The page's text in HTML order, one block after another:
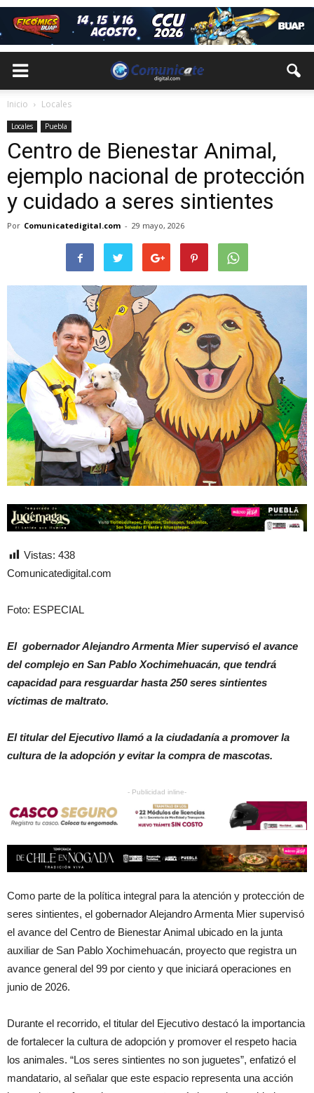
Inicio Locales
Locales Puebla
Centro de Bienestar Animal,
ejemplo nacional de protección
y cuidado a seres sintientes
Por Comunicatedigital.com - 29 mayo, 2026
Vistas: 438
Comunicatedigital.com
Foto: ESPECIAL
El gobernador Alejandro Armenta Mier supervisó el avance
del complejo en San Pablo Xochimehuacán, que tendrá
capacidad para resguardar hasta 250 seres sintientes
víctimas de maltrato.
El titular del Ejecutivo llamó a la ciudadanía a promover la
cultura de la adopción y evitar la compra de mascotas.
- Publicidad inline-
Como parte de la política integral para la atención y protección de
seres sintientes, el gobernador Alejandro Armenta Mier supervisó
el avance del Centro de Bienestar Animal ubicado en la junta
auxiliar de San Pablo Xochimehuacán, proyecto que registra un
avance general del 99 por ciento y que iniciará operaciones en
junio de 2026.
Durante el recorrido, el titular del Ejecutivo destacó la importancia
de fortalecer la cultura de adopción y promover el respeto hacia
los animales. “Los seres sintientes no son juguetes”, enfatizó el
mandatario, al señalar que este espacio representa una acción